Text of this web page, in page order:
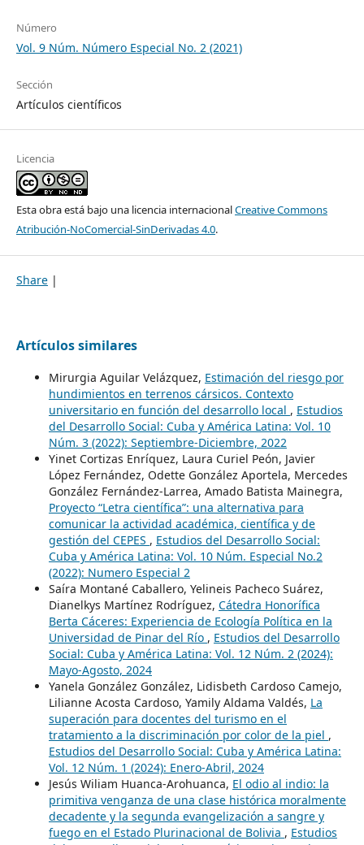
Número
Vol. 9 Núm. Número Especial No. 2 (2021)
Sección
Artículos científicos
Licencia
Esta obra está bajo una licencia internacionalCreative Commons
Atribución-NoComercial-SinDerivadas 4.0.
Share |
Artículos similares
Mirurgia Aguilar Velázquez, Estimación del riesgo por
hundimientos en terrenos cársicos. Contexto
universitario en función del desarrollo local , Estudios
del Desarrollo Social: Cuba y América Latina: Vol. 10
Núm. 3 (2022): Septiembre-Diciembre, 2022
Yinet Cortizas Enríquez, Laura Curiel Peón, Javier
López Fernández, Odette González Aportela, Mercedes
González Fernández-Larrea, Amado Batista Mainegra,
Proyecto “Letra científica”: una alternativa para
comunicar la actividad académica, científica y de
gestión del CEPES , Estudios del Desarrollo Social:
Cuba y América Latina: Vol. 10 Núm. Especial No.2
(2022): Numero Especial 2
Saíra Montané Caballero, Yelineis Pacheco Suárez,
Dianelkys Martínez Rodríguez, Cátedra Honorífica
Berta Cáceres: Experiencia de Ecología Política en la
Universidad de Pinar del Río , Estudios del Desarrollo
Social: Cuba y América Latina: Vol. 12 Núm. 2 (2024):
Mayo-Agosto, 2024
Yanela González González, Lidisbeth Cardoso Camejo,
Lilianne Acosta Cardoso, Yamily Aldama Valdés, La
superación para docentes del turismo en el
tratamiento a la discriminación por color de la piel ,
Estudios del Desarrollo Social: Cuba y América Latina:
Vol. 12 Núm. 1 (2024): Enero-Abril, 2024
Jesús Wiliam Huanca-Arohuanca, El odio al indio: la
primitiva venganza de una clase histórica moralmente
decadente y la segunda evangelización a sangre y
fuego en el Estado Plurinacional de Bolivia , Estudios